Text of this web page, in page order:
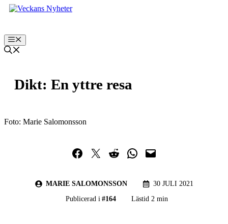
Hoppa
Meny
Dikt: En yttre resa
Foto: Marie Salomonsson
Dela på Facebook
Dela på TwitterDela på RedditDela i WhatsApp
Maila en länk
MARIE SALOMONSSON
30 JULI 2021
Publicerad i #164 Lästid 2 min